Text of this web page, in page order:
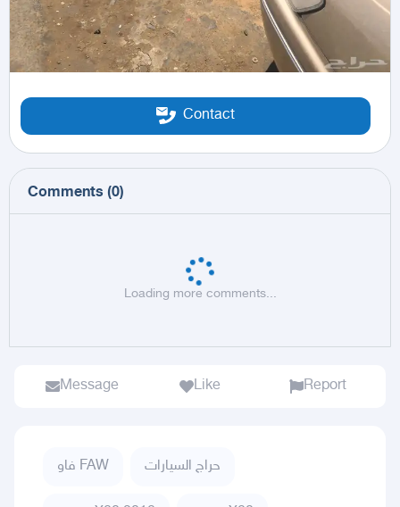
Contact
Comments (0)
Loading more comments...
Message Like Report
فاو FAW حراج السيارات